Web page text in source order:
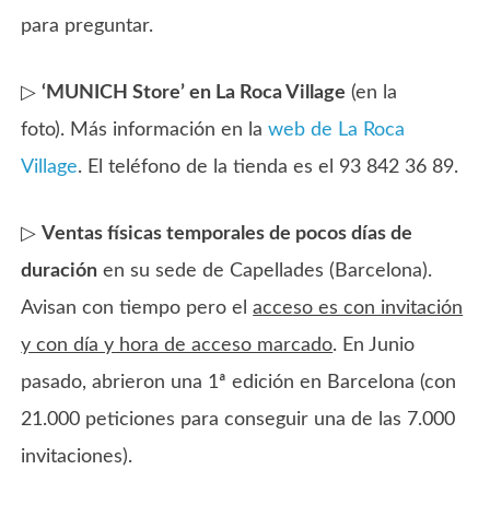
para preguntar.
▷‘MUNICH Store’ en La Roca Village (en la
foto). Más información en laweb de La Roca
Village. El teléfono de la tienda es el 93 842 36 89.
▷Ventas físicas temporales de pocos días de
duración en su sede de Capellades (Barcelona).
Avisan con tiempo pero elacceso es con invitación
y con día y hora de acceso marcado. En Junio
pasado, abrieron una 1ª edición en Barcelona (con
21.000 peticiones para conseguir una de las 7.000
invitaciones).